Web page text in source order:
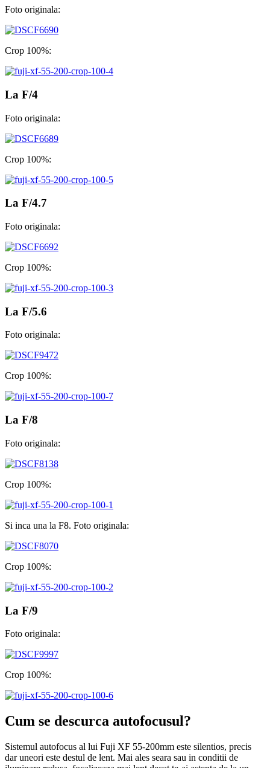
Foto originala:
Crop 100%:
La F/4
Foto originala:
Crop 100%:
La F/4.7
Foto originala:
Crop 100%:
La F/5.6
Foto originala:
Crop 100%:
La F/8
Foto originala:
Crop 100%:
Si inca una la F8. Foto originala:
Crop 100%:
La F/9
Foto originala:
Crop 100%:
Cum se descurca autofocusul?
Sistemul autofocus al lui Fuji XF 55-200mm este silentios, precis
dar uneori este destul de lent. Mai ales seara sau in conditii de